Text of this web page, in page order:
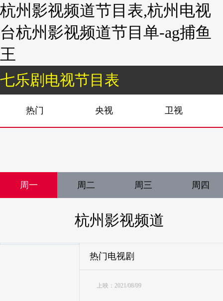
杭州影视频道节目表,杭州电视
台杭州影视频道节目单-ag捕鱼
王
七乐剧电视节目表
热门 央视 卫视
周一 周二 周三 周四
杭州影视频道
热门电视剧
上映：2021/08/09